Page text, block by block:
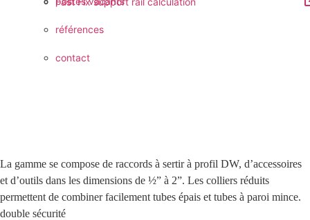
références
contact
La gamme se compose de raccords à sertir à profil DW, d’accessoires
et d’outils dans les dimensions de ½” à 2”. Les colliers réduits
permettent de combiner facilement tubes épais et tubes à paroi mince.
double sécurité